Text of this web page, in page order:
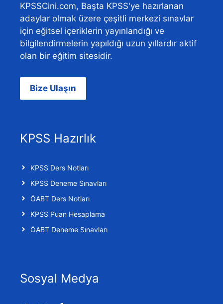
KPSSCini.com, Başta KPSS'ye hazırlanan
adaylar olmak üzere çeşitli merkezi sınavlar
için eğitsel içeriklerin yayınlandığı ve
bilgilendirmelerin yapıldığı uzun yıllardır aktif
olan bir eğitim sitesidir.
Bize Ulaşın
KPSS Hazırlık
KPSS Ders Notları
KPSS Deneme Sınavları
ÖABT Ders Notları
KPSS Puan Hesaplama
ÖABT Deneme Sınavları
Sosyal Medya